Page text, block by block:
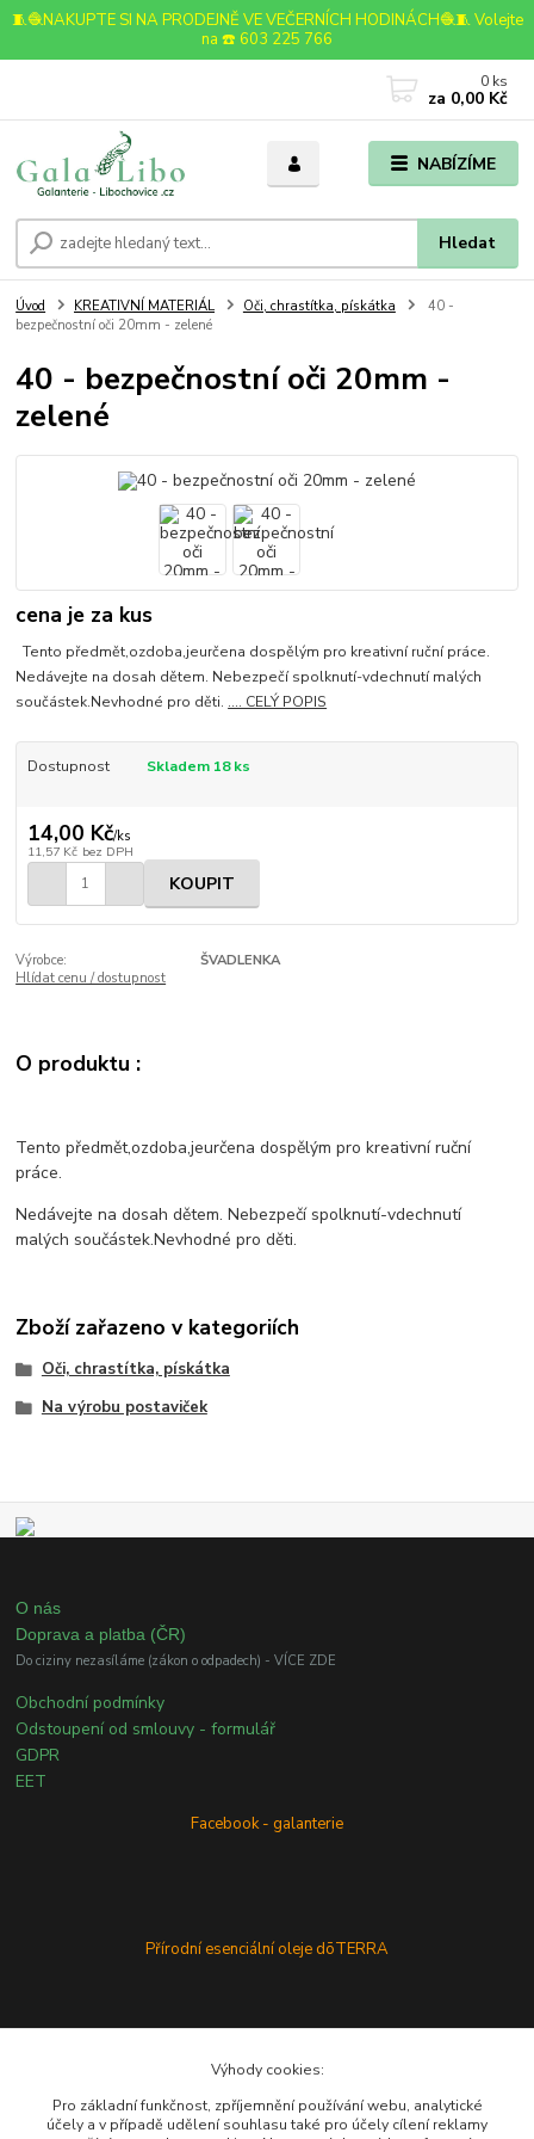
🧵🧶NAKUPTE SI NA PRODEJNĚ VE VEČERNÍCH HODINÁCH🧶🧵 Volejte
na ☎️ 603 225 766
NABÍZÍME
Hledat
0 ks
za 0,00 Kč
Úvod KREATIVNÍ MATERIÁL Oči, chrastítka, pískátka
40 -
bezpečnostní oči 20mm - zelené
40 - bezpečnostní oči 20mm -
zelené
cena je za kus
Tento předmět,ozdoba,jeurčena dospělým pro kreativní ruční práce.
Nedávejte na dosah dětem. Nebezpečí spolknutí-vdechnutí malých
součástek.Nevhodné pro děti. .... CELÝ POPIS
Dostupnost Skladem 18 ks
14,00 Kč/ks
11,57 Kč bez DPH
KOUPIT
Výrobce:
ŠVADLENKA
Hlídat cenu / dostupnost
O produktu :
Tento předmět,ozdoba,jeurčena dospělým pro kreativní ruční
práce.
Nedávejte na dosah dětem. Nebezpečí spolknutí-vdechnutí
malých součástek.Nevhodné pro děti.
Zboží zařazeno v kategoriích
Oči, chrastítka, pískátka
Na výrobu postaviček
O nás
Doprava a platba (ČR)
Do ciziny nezasíláme (zákon o odpadech) - VÍCE ZDE
Obchodní podmínky
Odstoupení od smlouvy - formulář
GDPR
EET
Facebook - galanterie
Přírodní esenciální oleje dōTERRA
Výhody cookies:
Pro základní funkčnost, zpříjemnění používání webu, analytické
účely a v případě udělení souhlasu také pro účely cílení reklamy